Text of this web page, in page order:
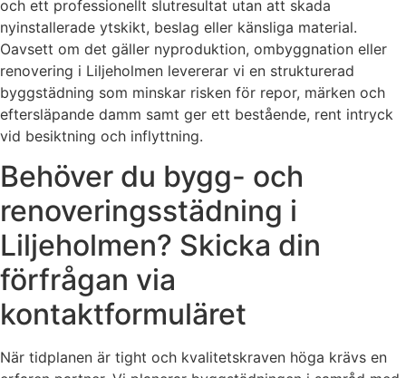
och ett professionellt slutresultat utan att skada
nyinstallerade ytskikt, beslag eller känsliga material.
Oavsett om det gäller nyproduktion, ombyggnation eller
renovering i Liljeholmen levererar vi en strukturerad
byggstädning som minskar risken för repor, märken och
eftersläpande damm samt ger ett bestående, rent intryck
vid besiktning och inflyttning.
Behöver du bygg- och
renoveringsstädning i
Liljeholmen? Skicka din
förfrågan via
kontaktformuläret
När tidplanen är tight och kvalitetskraven höga krävs en